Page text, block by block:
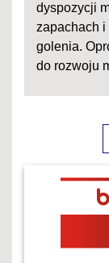
dyspozycji
zapachach i
golenia.
do rozwoju